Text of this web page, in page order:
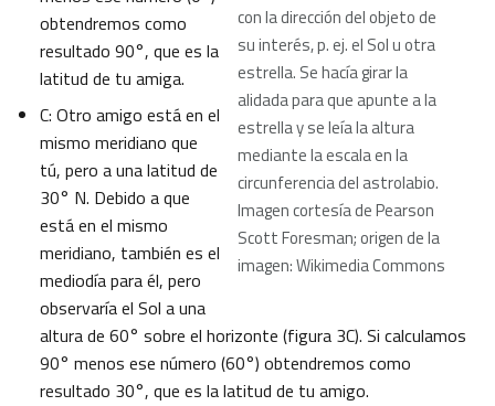
con la dirección del objeto de
su interés, p. ej. el Sol u otra
estrella. Se hacía girar la
alidada para que apunte a la
estrella y se leía la altura
mediante la escala en la
circunferencia del astrolabio.
Imagen cortesía de Pearson
Scott Foresman; origen de la
imagen: Wikimedia Commons
obtendremos como
resultado 90°, que es la
latitud de tu amiga.
C: Otro amigo está en el
mismo meridiano que
tú, pero a una latitud de
30° N. Debido a que
está en el mismo
meridiano, también es el
mediodía para él, pero
observaría el Sol a una
altura de 60° sobre el horizonte (figura 3C). Si calculamos
90° menos ese número (60°) obtendremos como
resultado 30°, que es la latitud de tu amigo.